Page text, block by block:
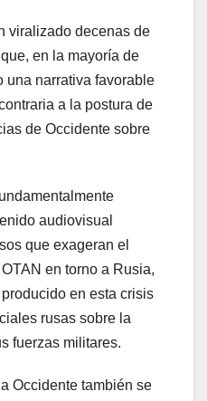
viralizado decenas de
en la mayoría de
una narrativa favorable
a la postura de
de Occidente sobre
audiovisual
que exageran el
en torno a Rusia,
en esta crisis
rusas sobre la
fuerzas militares.
Occidente también se